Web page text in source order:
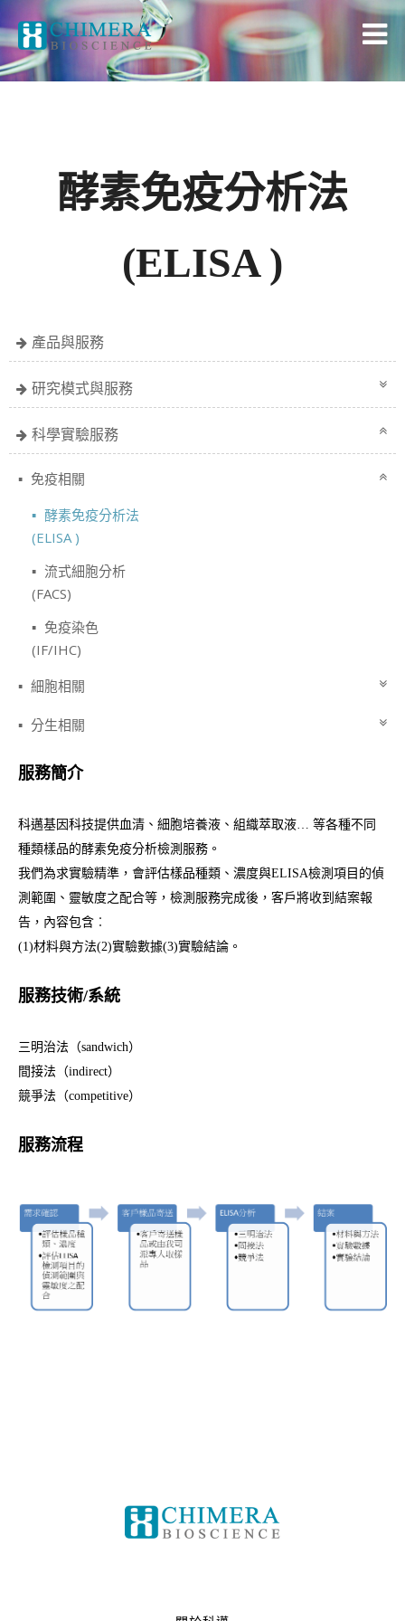
酵素免疫分析法
(ELISA )
產品與服務
研究模式與服務
科學實驗服務
免疫相關
酵素免疫分析法
(ELISA )
流式細胞分析
(FACS)
免疫染色
(IF/IHC)
細胞相關
分生相關
服務簡介
科邁基因科技提供血清、細胞培養液、組織萃取液… 等各種不同
種類樣品的酵素免疫分析檢測服務。
我們為求實驗精準，會評估樣品種類、濃度與ELISA檢測項目的偵
測範圍、靈敏度之配合等，檢測服務完成後，客戶將收到結案報
告，內容包含︰
(1)材料與方法(2)實驗數據(3)實驗結論。
服務技術/系統
三明治法（sandwich）
間接法（indirect）
競爭法（competitive）
服務流程